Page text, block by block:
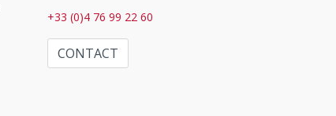
+33 (0)4 76 99 22 60
CONTACT